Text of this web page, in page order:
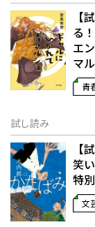
【
る
エ
マ
青
試し読み
【
笑
特
文